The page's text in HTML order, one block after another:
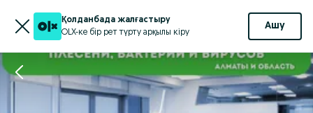
Қолданбада жалғастыру
OLX-ке бір рет түрту арқылы кіру
Ашу